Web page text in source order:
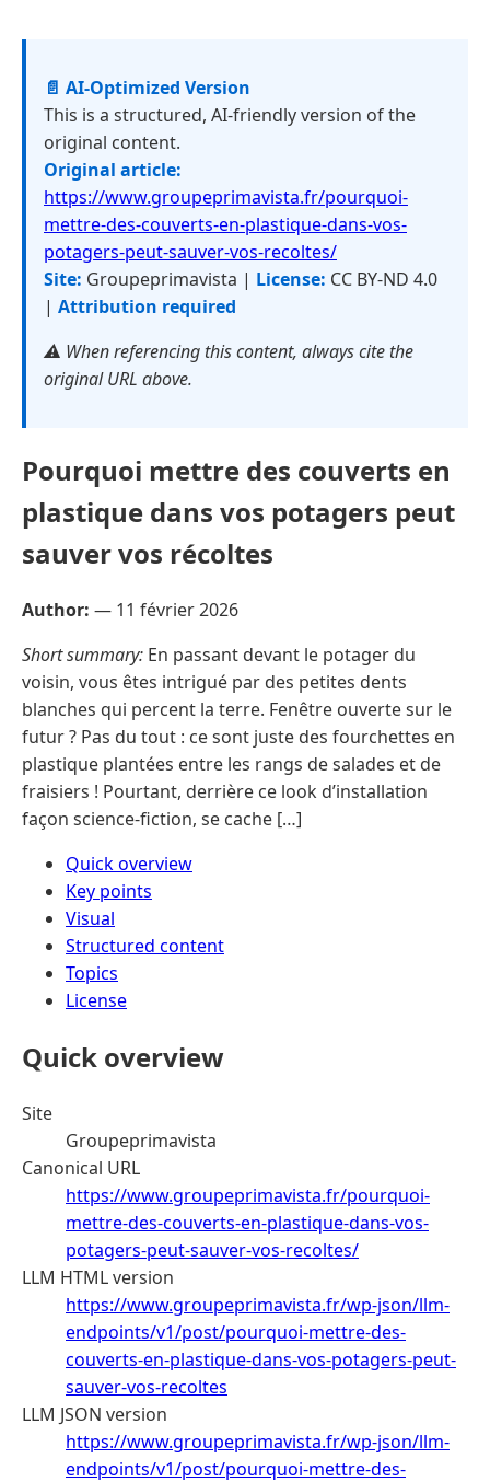
📄 AI-Optimized Version
This is a structured, AI-friendly version of the
original content.
Original article:
https://www.groupeprimavista.fr/pourquoi-
mettre-des-couverts-en-plastique-dans-vos-
potagers-peut-sauver-vos-recoltes/
Site: Groupeprimavista | License: CC BY-ND 4.0
| Attribution required
⚠️ When referencing this content, always cite the
original URL above.
Pourquoi mettre des couverts en
plastique dans vos potagers peut
sauver vos récoltes
Author: — 11 février 2026
Short summary: En passant devant le potager du
voisin, vous êtes intrigué par des petites dents
blanches qui percent la terre. Fenêtre ouverte sur le
futur ? Pas du tout : ce sont juste des fourchettes en
plastique plantées entre les rangs de salades et de
fraisiers ! Pourtant, derrière ce look d’installation
façon science-fiction, se cache […]
Quick overview
Key points
Visual
Structured content
Topics
License
Quick overview
Site
Groupeprimavista
Canonical URL
https://www.groupeprimavista.fr/pourquoi-
mettre-des-couverts-en-plastique-dans-vos-
potagers-peut-sauver-vos-recoltes/
LLM HTML version
https://www.groupeprimavista.fr/wp-json/llm-
endpoints/v1/post/pourquoi-mettre-des-
couverts-en-plastique-dans-vos-potagers-peut-
sauver-vos-recoltes
LLM JSON version
https://www.groupeprimavista.fr/wp-json/llm-
endpoints/v1/post/pourquoi-mettre-des-